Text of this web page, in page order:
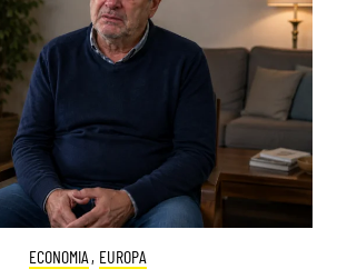
ECONOMIA , EUROPA